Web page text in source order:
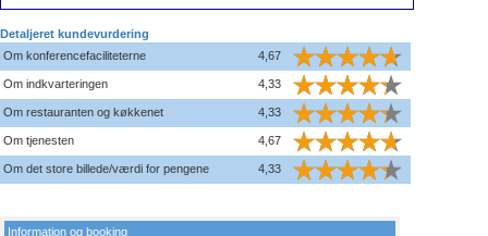
Detaljeret kundevurdering
Om konferencefaciliteterne
4,67
Om indkvarteringen 4,33
Om restauranten og køkkenet 4,33
Om tjenesten 4,67
Om det store billede/værdi for pengene 4,33
Information og booking